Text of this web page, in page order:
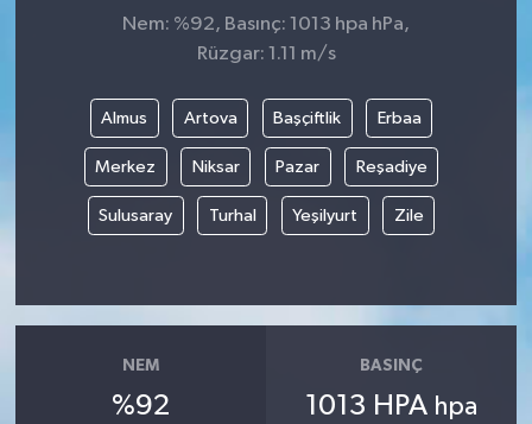
Nem: %92, Basınç: 1013 hpa hPa,
Rüzgar: 1.11 m/s
Almus Artova Başçiftlik Erbaa
Merkez Niksar Pazar Reşadiye
Sulusaray Turhal Yeşilyurt Zile
NEM
%92
BASINÇ
1013 HPA hpa